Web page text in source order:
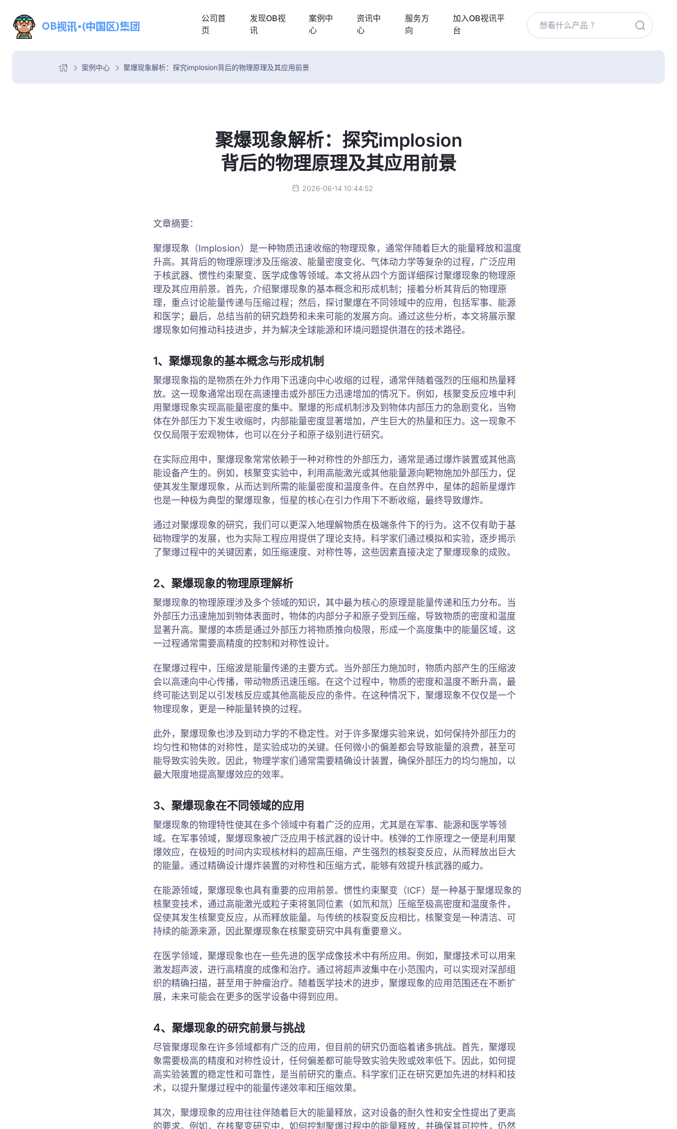
公司首
页
发现OB视
讯
案例中
心
资讯中
心
服务方
向
加入OB视讯平
台
案例中心 聚爆现象解析：探究implosion背后的物理原理及其应用前景
聚爆现象解析：探究implosion
背后的物理原理及其应用前景
2026-06-14 10:44:52
文章摘要：
聚爆现象（Implosion）是一种物质迅速收缩的物理现象，通常伴随着巨大的能量释放和温度
升高。其背后的物理原理涉及压缩波、能量密度变化、气体动力学等复杂的过程，广泛应用
于核武器、惯性约束聚变、医学成像等领域。本文将从四个方面详细探讨聚爆现象的物理原
理及其应用前景。首先，介绍聚爆现象的基本概念和形成机制；接着分析其背后的物理原
理，重点讨论能量传递与压缩过程；然后，探讨聚爆在不同领域中的应用，包括军事、能源
和医学；最后，总结当前的研究趋势和未来可能的发展方向。通过这些分析，本文将展示聚
爆现象如何推动科技进步，并为解决全球能源和环境问题提供潜在的技术路径。
1、聚爆现象的基本概念与形成机制
聚爆现象指的是物质在外力作用下迅速向中心收缩的过程，通常伴随着强烈的压缩和热量释
放。这一现象通常出现在高速撞击或外部压力迅速增加的情况下。例如，核聚变反应堆中利
用聚爆现象实现高能量密度的集中。聚爆的形成机制涉及到物体内部压力的急剧变化，当物
体在外部压力下发生收缩时，内部能量密度显著增加，产生巨大的热量和压力。这一现象不
仅仅局限于宏观物体，也可以在分子和原子级别进行研究。
在实际应用中，聚爆现象常常依赖于一种对称性的外部压力，通常是通过爆炸装置或其他高
能设备产生的。例如，核聚变实验中，利用高能激光或其他能量源向靶物施加外部压力，促
使其发生聚爆现象，从而达到所需的能量密度和温度条件。在自然界中，星体的超新星爆炸
也是一种极为典型的聚爆现象，恒星的核心在引力作用下不断收缩，最终导致爆炸。
通过对聚爆现象的研究，我们可以更深入地理解物质在极端条件下的行为。这不仅有助于基
础物理学的发展，也为实际工程应用提供了理论支持。科学家们通过模拟和实验，逐步揭示
了聚爆过程中的关键因素，如压缩速度、对称性等，这些因素直接决定了聚爆现象的成败。
2、聚爆现象的物理原理解析
聚爆现象的物理原理涉及多个领域的知识，其中最为核心的原理是能量传递和压力分布。当
外部压力迅速施加到物体表面时，物体的内部分子和原子受到压缩，导致物质的密度和温度
显著升高。聚爆的本质是通过外部压力将物质推向极限，形成一个高度集中的能量区域，这
一过程通常需要高精度的控制和对称性设计。
在聚爆过程中，压缩波是能量传递的主要方式。当外部压力施加时，物质内部产生的压缩波
会以高速向中心传播，带动物质迅速压缩。在这个过程中，物质的密度和温度不断升高，最
终可能达到足以引发核反应或其他高能反应的条件。在这种情况下，聚爆现象不仅仅是一个
物理现象，更是一种能量转换的过程。
此外，聚爆现象也涉及到动力学的不稳定性。对于许多聚爆实验来说，如何保持外部压力的
均匀性和物体的对称性，是实验成功的关键。任何微小的偏差都会导致能量的浪费，甚至可
能导致实验失败。因此，物理学家们通常需要精确设计装置，确保外部压力的均匀施加，以
最大限度地提高聚爆效应的效率。
3、聚爆现象在不同领域的应用
聚爆现象的物理特性使其在多个领域中有着广泛的应用，尤其是在军事、能源和医学等领
域。在军事领域，聚爆现象被广泛应用于核武器的设计中。核弹的工作原理之一便是利用聚
爆效应，在极短的时间内实现核材料的超高压缩，产生强烈的核裂变反应，从而释放出巨大
的能量。通过精确设计爆炸装置的对称性和压缩方式，能够有效提升核武器的威力。
在能源领域，聚爆现象也具有重要的应用前景。惯性约束聚变（ICF）是一种基于聚爆现象的
核聚变技术，通过高能激光或粒子束将氢同位素（如氘和氚）压缩至极高密度和温度条件，
促使其发生核聚变反应，从而释放能量。与传统的核裂变反应相比，核聚变是一种清洁、可
持续的能源来源，因此聚爆现象在核聚变研究中具有重要意义。
在医学领域，聚爆现象也在一些先进的医学成像技术中有所应用。例如，聚爆技术可以用来
激发超声波，进行高精度的成像和治疗。通过将超声波集中在小范围内，可以实现对深部组
织的精确扫描，甚至用于肿瘤治疗。随着医学技术的进步，聚爆现象的应用范围还在不断扩
展，未来可能会在更多的医学设备中得到应用。
4、聚爆现象的研究前景与挑战
尽管聚爆现象在许多领域都有广泛的应用，但目前的研究仍面临着诸多挑战。首先，聚爆现
象需要极高的精度和对称性设计，任何偏差都可能导致实验失败或效率低下。因此，如何提
高实验装置的稳定性和可靠性，是当前研究的重点。科学家们正在研究更加先进的材料和技
术，以提升聚爆过程中的能量传递效率和压缩效果。
其次，聚爆现象的应用往往伴随着巨大的能量释放，这对设备的耐久性和安全性提出了更高
的要求。例如，在核聚变研究中，如何控制聚爆过程中的能量释放，并确保其可控性，仍然